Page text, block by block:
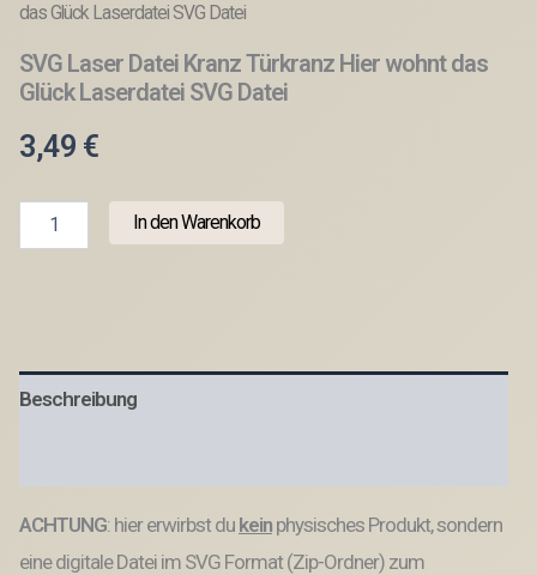
das Glück Laserdatei SVG Datei
SVG Laser Datei Kranz Türkranz Hier wohnt das
Glück Laserdatei SVG Datei
3,49 €
das
Glück
In den Warenkorb
Beschreibung
ACHTUNG: hier erwirbst du kein physisches Produkt, sondern
eine digitale Datei im SVG Format (Zip-Ordner) zum